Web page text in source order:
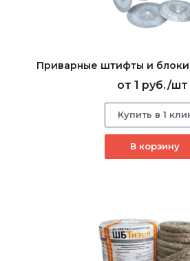
Приварные штифты и
от 1 руб./шт
Купить в 1
В корзину